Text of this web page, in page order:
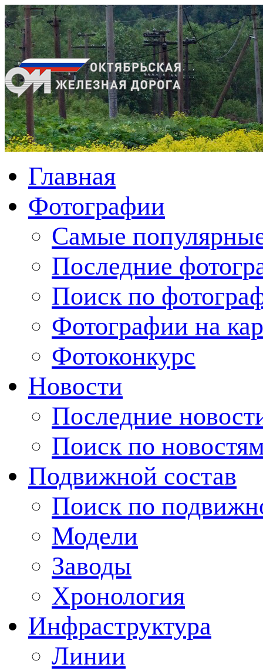
Главная
Фотографии
Cамые
Последние
Поиск по
Фотографии на
Фотоконкурс
Новости
Последние
Поиск по
Подвижной состав
Поиск по
Модели
Заводы
Хронология
Инфраструктура
Линии